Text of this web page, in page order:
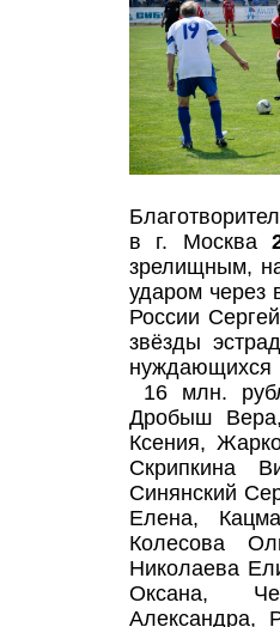
в г. Москва
зрелищным,
ударом через
России
звёзды
нуждающихся
16 млн.
Дробыш
Ксения,
Скрипкина
Синянский
Елена,
Колесова
Николаева
Оксана,
Александра,